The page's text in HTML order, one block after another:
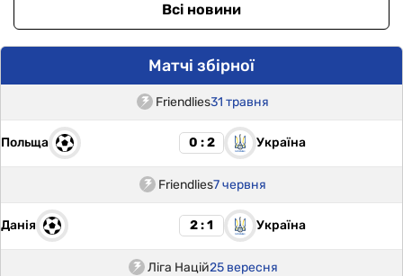
Всі новини
Матчі збірної
Friendlies31 травня
Польща 0 : 2 Україна
Friendlies7 червня
Данія 2 : 1 Україна
Ліга Націй25 вересня